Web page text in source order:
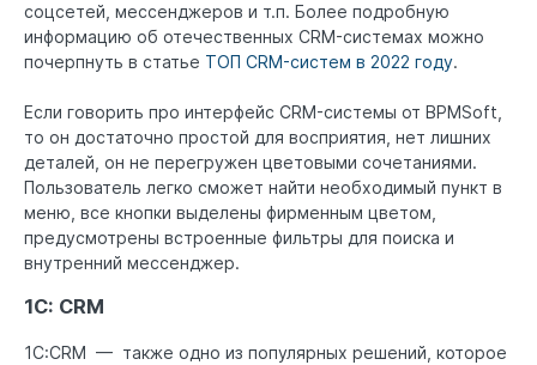
соцсетей, мессенджеров и т.п. Более подробную
информацию об отечественных CRM-системах можно
почерпнуть в статье ТОП CRM-систем в 2022 году.
Если говорить про интерфейс CRM-системы от BPMSoft,
то он достаточно простой для восприятия, нет лишних
деталей, он не перегружен цветовыми сочетаниями.
Пользователь легко сможет найти необходимый пункт в
меню, все кнопки выделены фирменным цветом,
предусмотрены встроенные фильтры для поиска и
внутренний мессенджер.
1C: CRM
1С:CRM — также одно из популярных решений, которое